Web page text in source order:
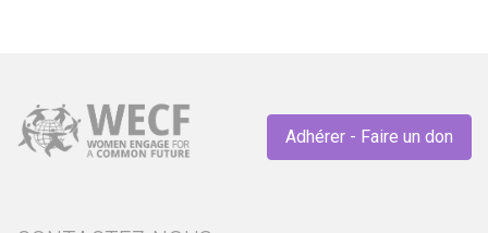
Adhérer - Faire un don